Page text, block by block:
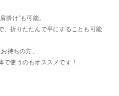
掛け”も可能。
、折りたたんで平にすることも可能
持ちの方、
で使うのもオススメです！